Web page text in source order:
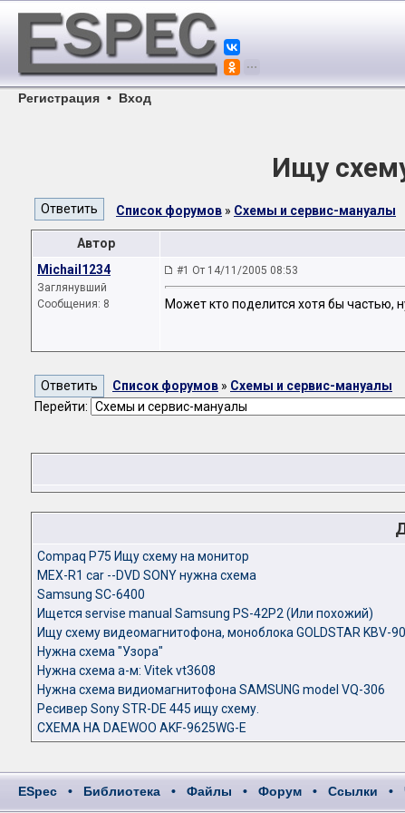
Регистрация • Вход
Ищу
Список форумов » Схемы и сервис-мануалы
Автор
Michail1234
Заглянувший
Сообщения: 8
#1 От 14/11/2005 08:53
Может кто поделится хотя бы частью,
Список форумов » Схемы и сервис-мануалы
Перейти:
Compaq P75 Ищу схему на монитор
MEX-R1 car --DVD SONY нужна схема
Samsung SC-6400
Ищется servise manual Samsung PS-42P2 (Или похожий)
Ищу схему видеомагнитофона, моноблока GOLDSTAR KBV-
Нужна схема "Узора"
Нужна схема а-м: Vitek vt3608
Нужна схема видиомагнитофона SAMSUNG model VQ-306
Ресивер Sony STR-DE 445 ищу схему.
СХЕМА НА DAEWOO AKF-9625WG-E
ESpec • Библиотека • Файлы • Форум • Ссылки •